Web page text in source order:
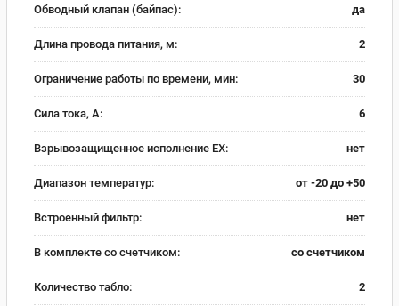
Обводный клапан (байпас): да
Длина провода питания, м: 2
Ограничение работы по времени, мин: 30
Сила тока, А: 6
Взрывозащищенное исполнение EX: нет
Диапазон температур: от -20 до +50
Встроенный фильтр: нет
В комплекте со счетчиком: со счетчиком
Количество табло: 2